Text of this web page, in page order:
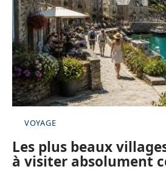
VOYAGE
Les plus beaux
à visiter absolument